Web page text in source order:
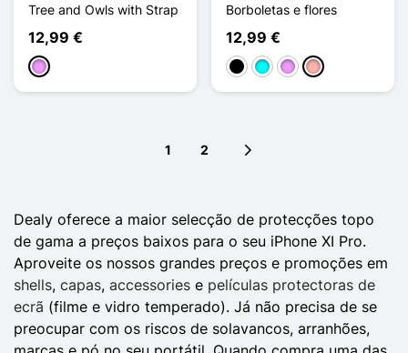
Tree and Owls with Strap
12,99 €
Violeta ligeira
Borboletas e flores
12,99 €
PretoCianoVioleta ligeira
Ouro rosa
1 2
Dealy oferece a maior selecção de protecções topo
de gama a preços baixos para o seu iPhone XI Pro.
Aproveite os nossos grandes preços e promoções em
shells, capas, accessories e películas protectoras de
ecrã (filme e vidro temperado). Já não precisa de se
preocupar com os riscos de solavancos, arranhões,